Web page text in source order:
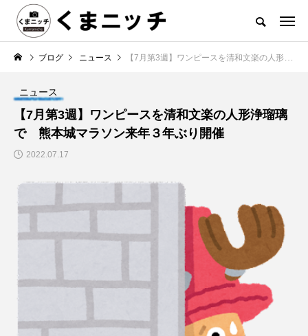
ブログ ニュース 【7月第3週】ワンピースを清和文楽の人形浄瑠璃で 熊本城マラソン来年３年ぶり開催
ニュース
【7月第3週】ワンピースを清和文楽の人形浄瑠璃
で 熊本城マラソン来年３年ぶり開催
2022.07.17